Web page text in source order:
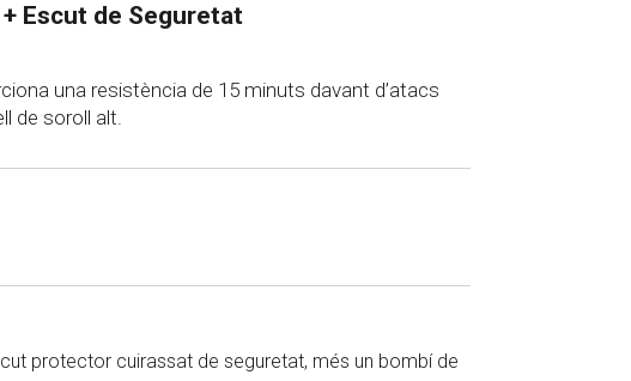
Escut de Seguretat
una resistència de 15 minuts davant d’atacs
de soroll alt.
protector cuirassat de seguretat, més un bombí de